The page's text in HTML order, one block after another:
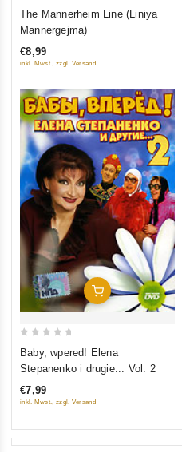
5
The Mannerheim Line (Liniya
Mannergejma)
€8,99
inkl. Mwst., zzgl. Versand
In Den Warenkorb
5
Baby, wpered! Elena
Stepanenko i drugie... Vol. 2
€7,99
inkl. Mwst., zzgl. Versand